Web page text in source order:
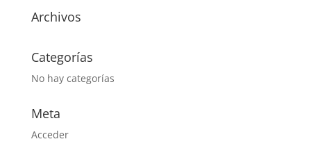
Archivos
Categorías
No hay categorías
Meta
Acceder